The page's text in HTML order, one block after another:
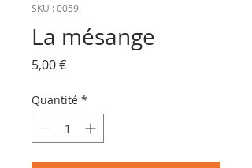
SKU : 0059
La mésange
5,00 €Prix
Quantité *